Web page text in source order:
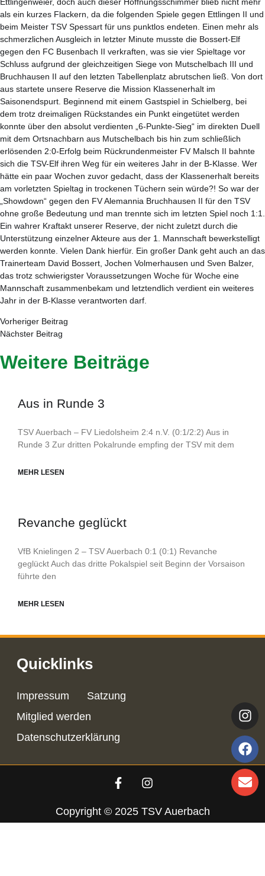
als ein kurzes Flackern, da die folgenden Spiele gegen Ettlingen II und
beim Meister TSV Spessart für uns punktlos endeten. Einen mehr als
schmerzlichen Ausgleich in letzter Minute musste die Bossert-Elf
gegen den FC Busenbach II verkraften, was sie vier Spieltage vor
Schluss aufgrund der gleichzeitigen Siege von Mutschelbach III und
Bruchhausen II auf den letzten Tabellenplatz abrutschen ließ. Von dort
aus startete unsere Reserve die Mission Klassenerhalt im
Saisonendspurt. Beginnend mit einem Gastspiel in Schielberg, bei
dem trotz dreimaligen Rückstandes ein Punkt eingetütet werden
konnte über den absolut verdienten „6-Punkte-Sieg“ im direkten Duell
mit dem Ortsnachbarn aus Mutschelbach bis hin zum schließlich
erlösenden 2:0-Erfolg beim Rückrundenmeister FV Malsch II bahnte
sich die TSV-Elf ihren Weg für ein weiteres Jahr in der B-Klasse. Wer
hätte ein paar Wochen zuvor gedacht, dass der Klassenerhalt bereits
am vorletzten Spieltag in trockenen Tüchern sein würde?! So war der
„Showdown“ gegen den FV Alemannia Bruchhausen II für den TSV
ohne große Bedeutung und man trennte sich im letzten Spiel noch 1:1.
Ein wahrer Kraftakt unserer Reserve, der nicht zuletzt durch die
Unterstützung einzelner Akteure aus der 1. Mannschaft bewerkstelligt
werden konnte. Vielen Dank hierfür. Ein großer Dank geht auch an das
Trainerteam David Bossert, Jochen Volmerhausen und Sven Balzer,
das trotz schwierigster Voraussetzungen Woche für Woche eine
Mannschaft zusammenbekam und letztendlich verdient ein weiteres
Jahr in der B-Klasse verantworten darf.
Vorheriger Beitrag
Nächster Beitrag
Weitere Beiträge
Aus in Runde 3
TSV Auerbach – FV Liedolsheim 2:4 n.V. (0:1/2:2) Aus in
Runde 3 Zur dritten Pokalrunde empfing der TSV mit dem
MEHR LESEN
Revanche geglückt
VfB Knielingen 2 – TSV Auerbach 0:1 (0:1) Revanche
geglückt Auch das dritte Pokalspiel seit Beginn der Vorsaison
führte den
MEHR LESEN
Quicklinks
Impressum
Satzung
Mitglied werden
Datenschutzerklärung
Copyright © 2025 TSV Auerbach